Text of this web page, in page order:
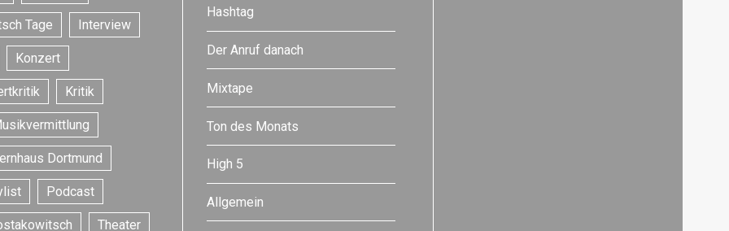
Tage Interview
Konzert
Kritik
Dortmund
Podcast
Theater
Hashtag
Der Anruf danach
Mixtape
Ton des Monats
High 5
Allgemein